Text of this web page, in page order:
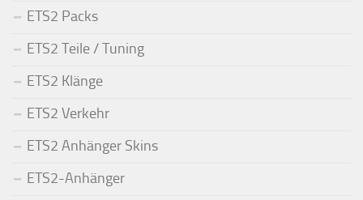
ETS2 Packs
ETS2 Teile / Tuning
ETS2 Klänge
ETS2 Verkehr
ETS2 Anhänger Skins
ETS2-Anhänger